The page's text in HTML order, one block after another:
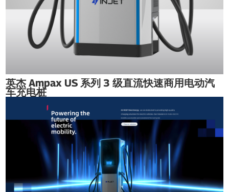
英杰 Ampax US 系列 3 级直流快速商用电动汽
车充电桩